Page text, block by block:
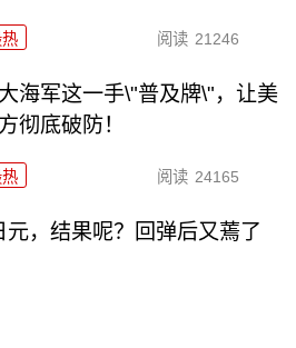
阅读 21246
海军这一手\"普及牌\"，让美
彻底破防！
阅读 24165
，结果呢？回弹后又蔫了